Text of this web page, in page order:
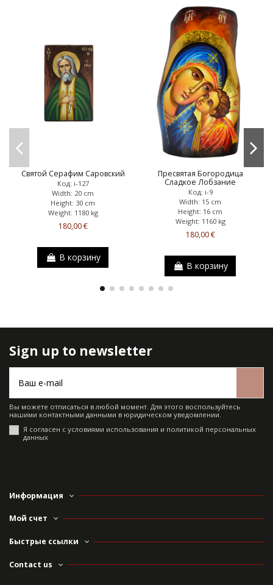
Святой Серафим Саровский
Код: i-127
Width: 20 cm
Height: 30 cm
Weight: 1180 kg
180,00 €
В корзину
Пресвятая Богородица
Сладкое Лобзание
Код: i-9
Width: 15 cm
Height: 16 cm
Weight: 1160 kg
180,00 €
В корзину
Sign up to newsletter
Вы можете отписаться в любой момент. Для этого воспользуйтесь
нашими контактными данными в юридическом уведомлении.
Я согласен с условиями использования и политикой персональных
данных
Информация
Мой счет
Быстрые ссылки
Contact us